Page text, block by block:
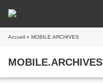
Accueil » MOBILE.ARCHIVES
MOBILE.ARCHIVES